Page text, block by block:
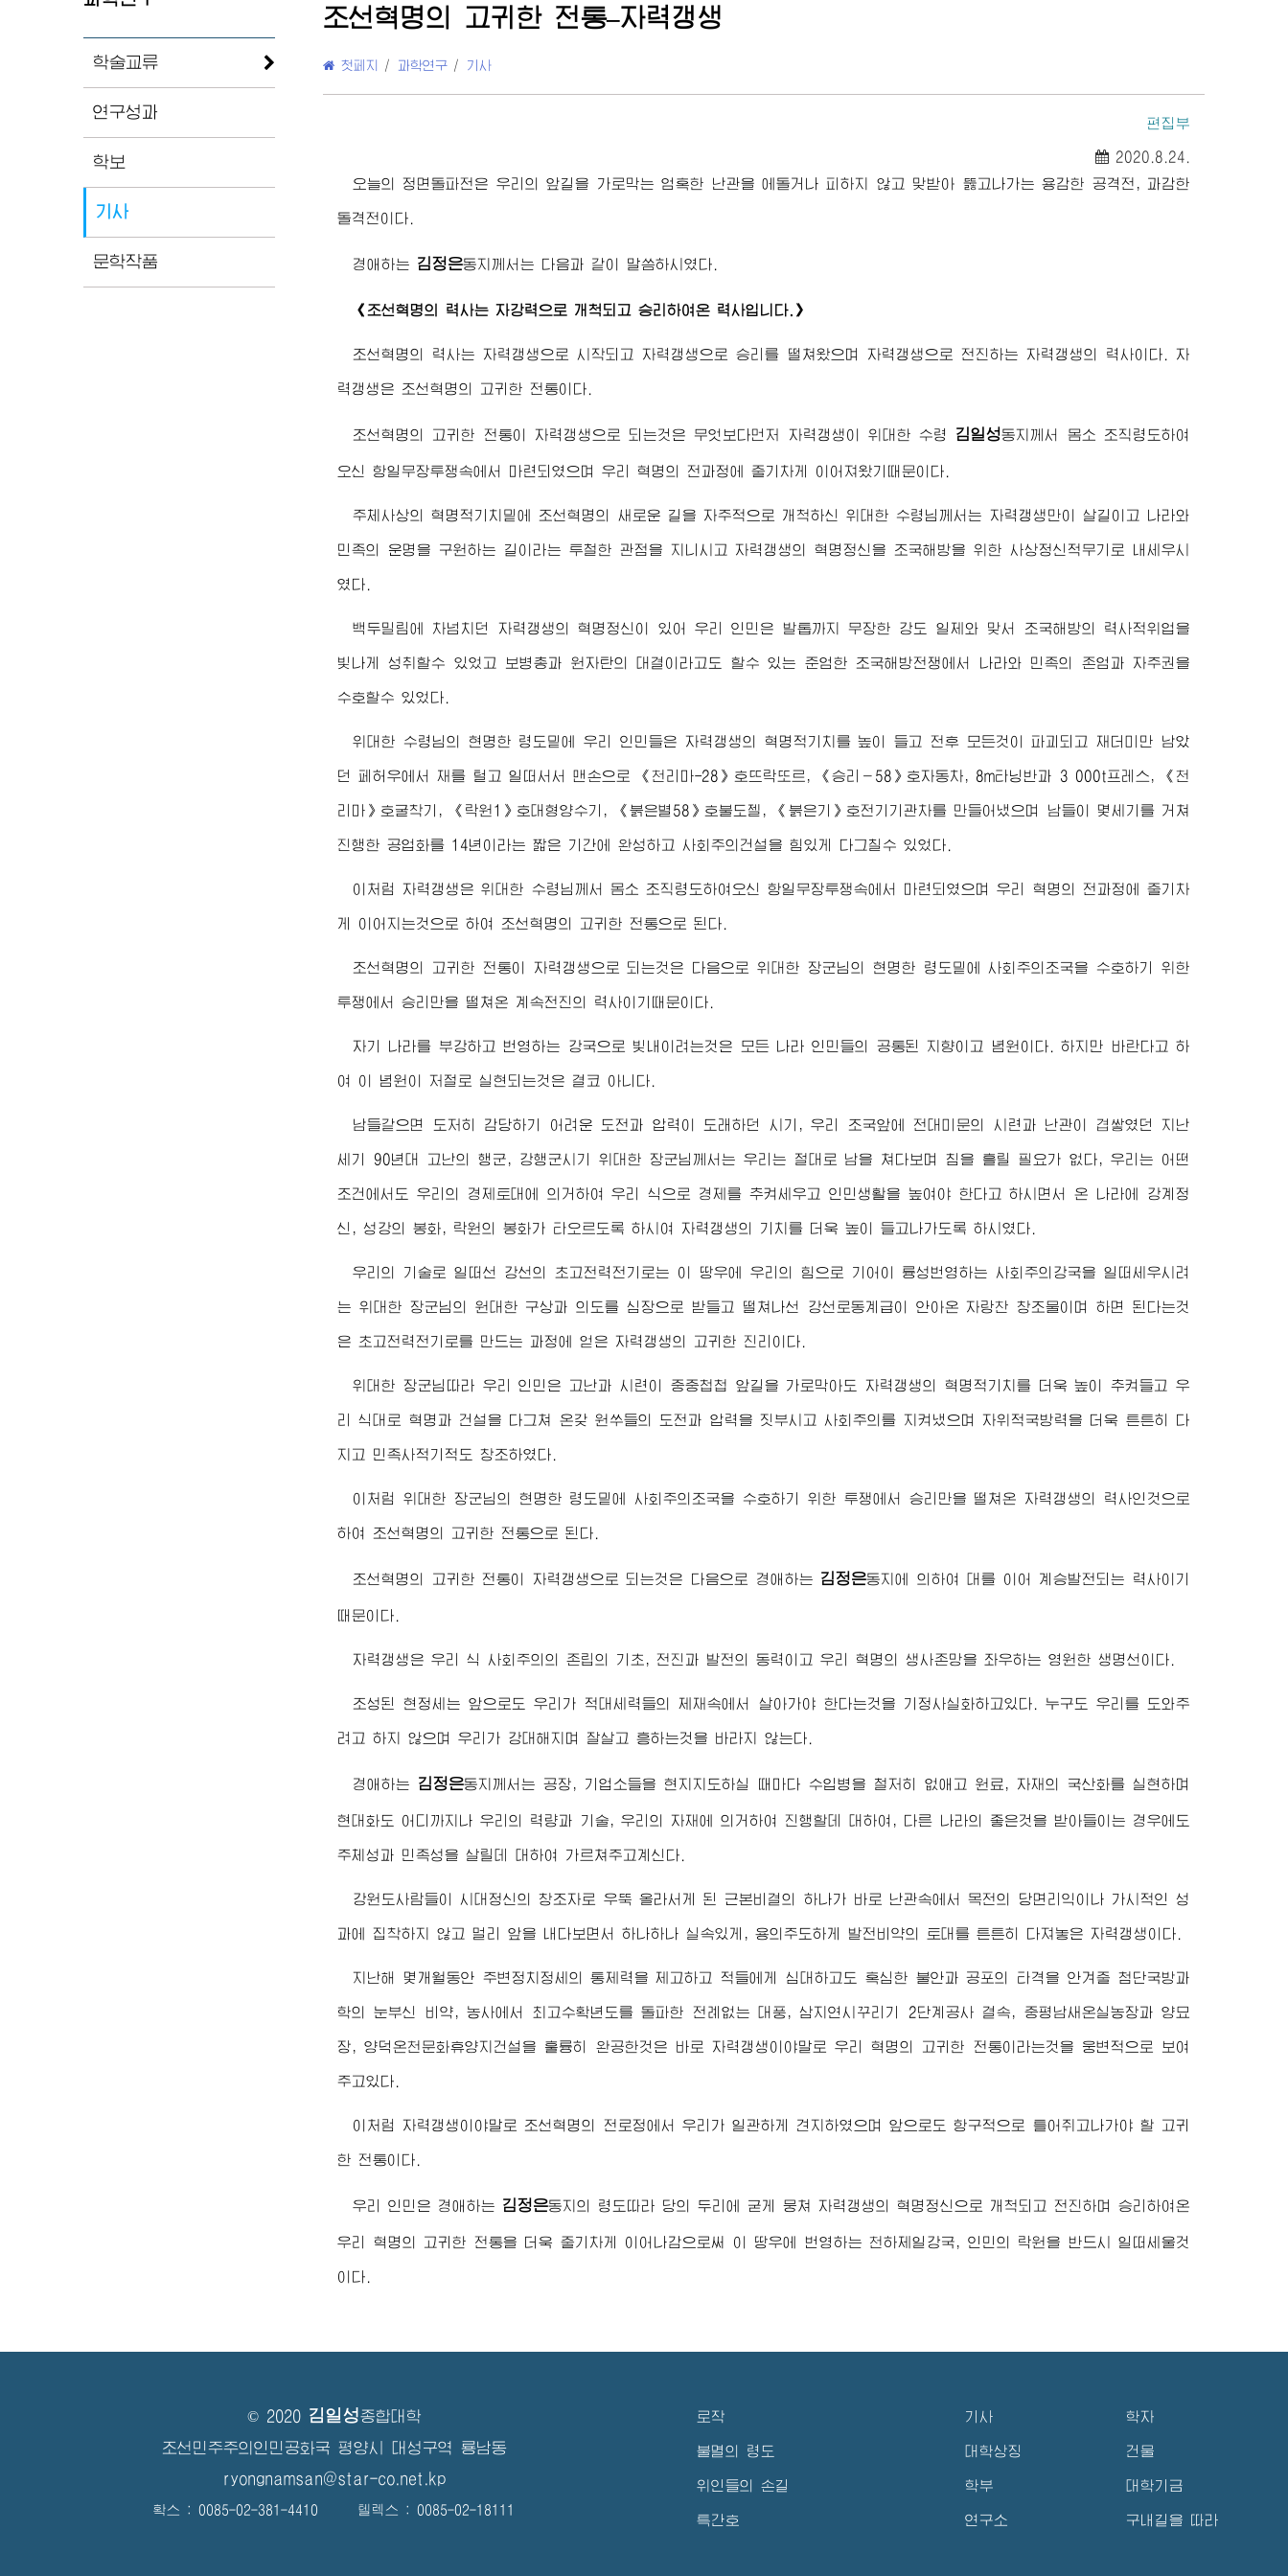
학술교류
연구성과
학보
기사
문학작품
조선혁명의 고귀한 전통–자력갱생
첫페지 / 과학연구 / 기사
편집부
2020.8.24.
오늘의 정면돌파전은 우리의 앞길을 가로막는 엄혹한 난관을 에돌거나 피하지 않고 맞받아 뚫고나가는 용감한 공격전, 과감한
돌격전이다.
경애하는 김정은동지 께서는 다음과 같이 말씀하시였다.
《조선혁명의 력사는 자강력으로 개척되고 승리하여온 력사입니다.》
조선혁명의 력사는 자력갱생으로 시작되고 자력갱생으로 승리를 떨쳐왔으며 자력갱생으로 전진하는 자력갱생의 력사이다. 자
력갱생은 조선혁명의 고귀한 전통이다.
조선혁명의 고귀한 전통이 자력갱생으로 되는것은 무엇보다먼저 자력갱생이 위대한 수령 김일성동지 께서 몸소 조직령도하여
오신 항일무장투쟁속에서 마련되였으며 우리 혁명의 전과정에 줄기차게 이어져왔기때문이다.
주체사상의 혁명적기치밑에 조선혁명의 새로운 길을 자주적으로 개척하신위대한 수령님께서는 자력갱생만이 살길이고 나라와
민족의 운명을 구원하는 길이라는 투철한 관점을 지니시고 자력갱생의 혁명정신을 조국해방을 위한 사상정신적무기로 내세우시
였다.
백두밀림에 차넘치던 자력갱생의 혁명정신이 있어 우리 인민은 발톱까지 무장한 강도 일제와 맞서 조국해방의 력사적위업을
빛나게 성취할수 있었고 보병총과 원자탄의 대결이라고도 할수 있는 준엄한 조국해방전쟁에서 나라와 민족의 존엄과 자주권을
수호할수 있었다.
위대한 수령님 의 현명한 령도밑에 우리 인민들은 자력갱생의 혁명적기치를 높이 들고 전후 모든것이 파괴되고 재더미만 남았
던 페허우에서 재를 털고 일떠서서 맨손으로 《천리마-28》호뜨락또르, 《승리－58》호자동차, 8m타닝반과 3 000t프레스, 《천
리마》호굴착기, 《락원1》호대형양수기, 《붉은별58》호불도젤, 《붉은기》호전기기관차를 만들어냈으며 남들이 몇세기를 거쳐
진행한 공업화를 14년이라는 짧은 기간에 완성하고 사회주의건설을 힘있게 다그칠수 있었다.
이처럼 자력갱생은위대한 수령님께서 몸소 조직령도하여오신 항일무장투쟁속에서 마련되였으며 우리 혁명의 전과정에 줄기차
게 이어지는것으로 하여 조선혁명의 고귀한 전통으로 된다.
조선혁명의 고귀한 전통이 자력갱생으로 되는것은 다음으로 위대한 장군님 의 현명한 령도밑에 사회주의조국을 수호하기 위한
투쟁에서 승리만을 떨쳐온 계속전진의 력사이기때문이다.
자기 나라를 부강하고 번영하는 강국으로 빛내이려는것은 모든 나라 인민들의 공통된 지향이고 념원이다. 하지만 바란다고 하
여 이 념원이 저절로 실현되는것은 결코 아니다.
남들같으면 도저히 감당하기 어려운 도전과 압력이 도래하던 시기, 우리 조국앞에 전대미문의 시련과 난관이 겹쌓였던 지난
세기 90년대 고난의 행군, 강행군시기 위대한 장군님께서 는 우리는 절대로 남을 쳐다보며 침을 흘릴 필요가 없다, 우리는 어떤
조건에서도 우리의 경제토대에 의거하여 우리 식으로 경제를 추켜세우고 인민생활을 높여야 한다고 하시면서 온 나라에 강계정
신, 성강의 봉화, 락원의 봉화가 타오르도록 하시여 자력갱생의 기치를 더욱 높이 들고나가도록 하시였다.
우리의 기술로 일떠선 강선의 초고전력전기로는 이 땅우에 우리의 힘으로 기어이 륭성번영하는 사회주의강국을 일떠세우시려
는 위대한 장군님 의 원대한 구상과 의도를 심장으로 받들고 떨쳐나선 강선로동계급이 안아온 자랑찬 창조물이며 하면 된다는것
은 초고전력전기로를 만드는 과정에 얻은 자력갱생의 고귀한 진리이다.
위대한 장군님 따라 우리 인민은 고난과 시련이 중중첩첩 앞길을 가로막아도 자력갱생의 혁명적기치를 더욱 높이 추켜들고 우
리 식대로 혁명과 건설을 다그쳐 온갖 원쑤들의 도전과 압력을 짓부시고 사회주의를 지켜냈으며 자위적국방력을 더욱 튼튼히 다
지고 민족사적기적도 창조하였다.
이처럼 위대한 장군님 의 현명한 령도밑에 사회주의조국을 수호하기 위한 투쟁에서 승리만을 떨쳐온 자력갱생의 력사인것으로
하여 조선혁명의 고귀한 전통으로 된다.
조선혁명의 고귀한 전통이 자력갱생으로 되는것은 다음으로 경애하는 김정은동지에 의하여 대를 이어 계승발전되는 력사이기
때문이다.
자력갱생은 우리 식 사회주의의 존립의 기초, 전진과 발전의 동력이고 우리 혁명의 생사존망을 좌우하는 영원한 생명선이다.
조성된 현정세는 앞으로도 우리가 적대세력들의 제재속에서 살아가야 한다는것을 기정사실화하고있다. 누구도 우리를 도와주
려고 하지 않으며 우리가 강대해지며 잘살고 흥하는것을 바라지 않는다.
경애하는 김정은동지 께서는 공장, 기업소들을 현지지도하실 때마다 수입병을 철저히 없애고 원료, 자재의 국산화를 실현하며
현대화도 어디까지나 우리의 력량과 기술, 우리의 자재에 의거하여 진행할데 대하여, 다른 나라의 좋은것을 받아들이는 경우에도
주체성과 민족성을 살릴데 대하여 가르쳐주고계신다.
강원도사람들이 시대정신의 창조자로 우뚝 올라서게 된 근본비결의 하나가 바로 난관속에서 목전의 당면리익이나 가시적인 성
과에 집착하지 않고 멀리 앞을 내다보면서 하나하나 실속있게, 용의주도하게 발전비약의 토대를 튼튼히 다져놓은 자력갱생이다.
지난해 몇개월동안 주변정치정세의 통제력을 제고하고 적들에게 심대하고도 혹심한 불안과 공포의 타격을 안겨줄 첨단국방과
학의 눈부신 비약, 농사에서 최고 수확년도를 돌파한 전례없는 대풍, 삼지연시꾸리기 2단계공사 결속, 중평남새온실농장과 양묘
장, 양덕온천문화휴양지건설을 훌륭히 완공한것은 바로 자력갱생이야말로 우리 혁명의 고귀한 전통이라는것을 웅변적으로 보여
주고있다.
이처럼 자력갱생이야말로 조선혁명의 전로정에서 우리가 일관하게 견지하였으며 앞으로도 항구적으로 틀어쥐고나가야 할 고귀
한 전통이다.
우리 인민은 경애하는 김정은동지 의 령도따라 당의 두리에 굳게 뭉쳐 자력갱생의 혁명정신으로 개척되고 전진하며 승리하여온
우리 혁명의 고귀한 전통을 더욱 줄기차게 이어나감으로써 이 땅우에 번영하는 천하제일강국, 인민의 락원을 반드시 일떠세울것
이다.
© 2020 김일성종합대학
조선민주주의인민공화국 평양시 대성구역 룡남동
ryongnamsan@star-co.net.kp
확스 : 0085-02-381-4410 텔렉스 : 0085-02-18111
로작
불멸의 령도
위인들의 손길
특간호
기사
대학상징
학부
연구소
학자
건물
대학기금
구내길을 따라